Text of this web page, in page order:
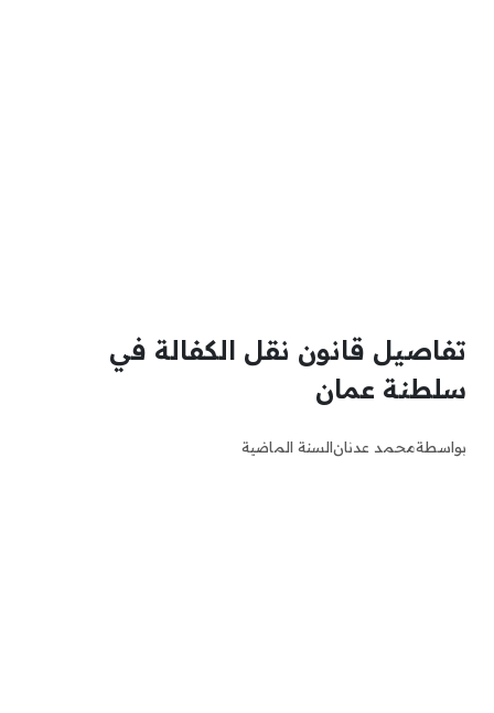
تفاصيل قانون نقل الكفالة في
سلطنة عمان
بواسطةمحمد عدنانالسنة الماضية